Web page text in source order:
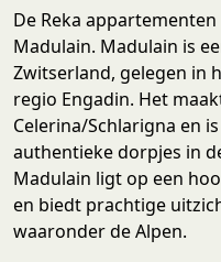
De Reka
Madulain. Madulain is
Zwitserland, gelegen in
regio Engadin. Het
Celerina/Schlarigna en
authentieke dorpjes in
Madulain ligt op een
en biedt prachtige
waaronder de Alpen.